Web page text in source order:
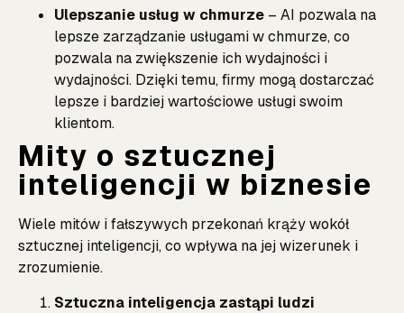
Ulepszanie usług w chmurze – AI pozwala na
lepsze zarządzanie usługami w chmurze, co
pozwala na zwiększenie ich wydajności i
wydajności. Dzięki temu, firmy mogą dostarczać
lepsze i bardziej wartościowe usługi swoim
klientom.
Mity o sztucznej
inteligencji w biznesie
Wiele mitów i fałszywych przekonań krąży wokół
sztucznej inteligencji, co wpływa na jej wizerunek i
zrozumienie.
Sztuczna inteligencja zastąpi ludzi